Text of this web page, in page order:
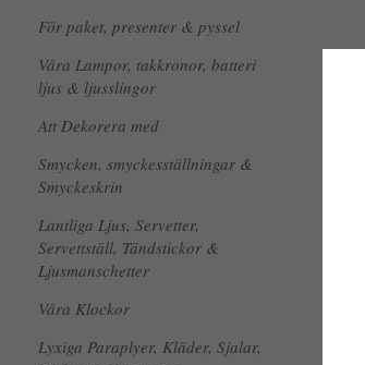
För paket, presenter & pyssel
Våra Lampor, takkronor, batteri
ljus & ljusslingor
Att Dekorera med
Smycken, smyckesställningar &
Smyckeskrin
Lantliga Ljus, Servetter,
Servettställ, Tändstickor &
Ljusmanschetter
Våra Klockor
Lyxiga Paraplyer, Kläder, Sjalar,